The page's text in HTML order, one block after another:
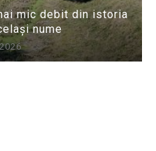
mic debit din istoria
nume